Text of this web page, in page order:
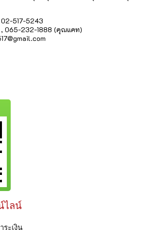
02-517-5243
065-232-1888 (คุณแคท)
ไลน์
ะเงิน